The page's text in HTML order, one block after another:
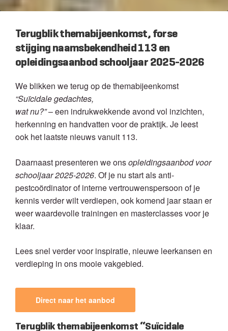
Terugblik themabijeenkomst, forse
stijging naamsbekendheid 113 en
opleidingsaanbod schooljaar 2025-2026
We blikken we terug op de themabijeenkomst
“Suïcidale gedachtes,
wat nu?”– een indrukwekkende avond vol inzichten,
herkenning en handvatten voor de praktijk. Je leest
ook het laatste nieuws vanuit 113.
Daarnaast presenteren we onsopleidingsaanbod voor
schooljaar 2025-2026. Of je nu start als anti-
pestcoördinator of interne vertrouwenspersoon of je
kennis verder wilt verdiepen, ook komend jaar staan er
weer waardevolle trainingen en masterclasses voor je
klaar.
Lees snel verder voor inspiratie, nieuwe leerkansen en
verdieping in ons mooie vakgebied.
Direct naar het aanbod
Terugblik themabijeenkomst “Suïcidale